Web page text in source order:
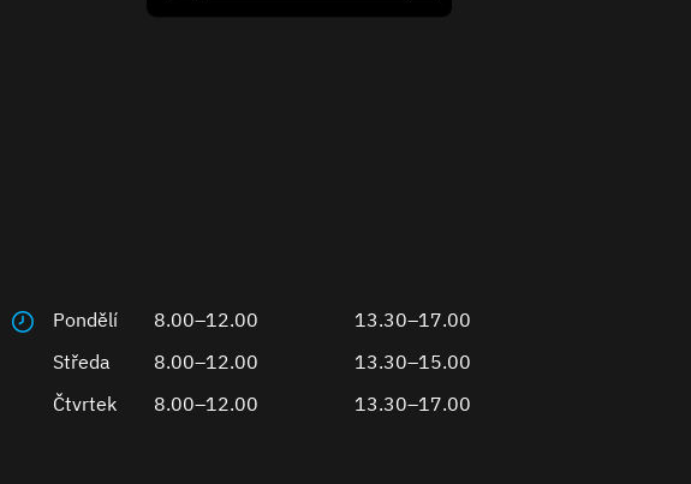
Pondělí 8.00–12.00
13.30–17.00
Středa
8.00–12.00
13.30–15.00
Čtvrtek
8.00–12.00 13.30–17.00